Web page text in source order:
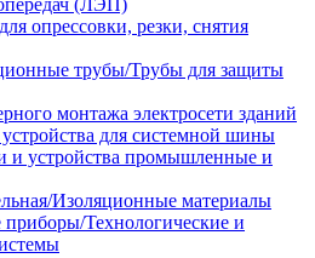
(ЛЭП)
опрессовки, резки, снятия
трубы/Трубы для защиты
монтажа электросети зданий
для системной шины
и устройства промышленные и
Изоляционные материалы
Технологические и